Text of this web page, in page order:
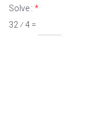
Solve : *
32 ⁄ 4 =